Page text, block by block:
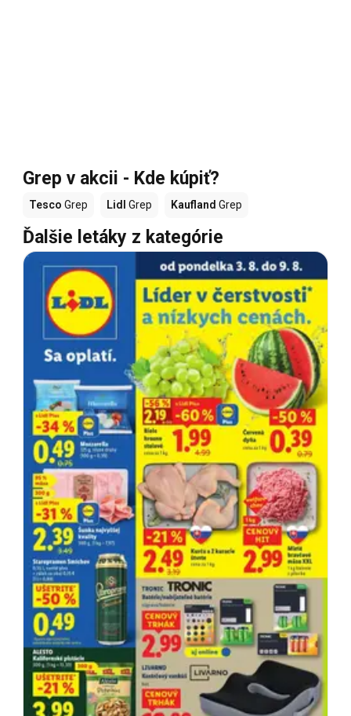
Grep v akcii - Kde kúpiť?
Tesco Grep Lidl Grep Kaufland Grep
Ďalšie letáky z kategórie